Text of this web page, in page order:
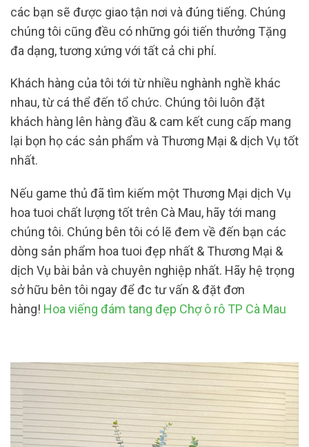
các bạn sẽ được giao tận nơi và đúng tiếng. Chúng
chúng tôi cũng đều có những gói tiến thưởng Tặng
đa dạng, tương xứng với tất cả chi phí.
Khách hàng của tôi tới từ nhiều nghành nghề khác
nhau, từ cá thể đến tổ chức. Chúng tôi luôn đặt
khách hàng lên hàng đầu & cam kết cung cấp mang
lại bọn họ các sản phẩm và Thương Mại & dịch Vụ tốt
nhất.
Nếu game thủ đã tìm kiếm một Thương Mại dịch Vụ
hoa tuoi chất lượng tốt trên Cà Mau, hãy tới mang
chúng tôi. Chúng bên tôi có lẽ đem về đến bạn các
dòng sản phẩm hoa tuoi đẹp nhất & Thương Mại &
dịch Vụ bài bản và chuyên nghiệp nhất. Hãy hệ trọng
sở hữu bên tôi ngay để đc tư vấn & đặt đơn
hàng! Hoa viếng đám tang đẹp Chợ ô rô TP Cà Mau